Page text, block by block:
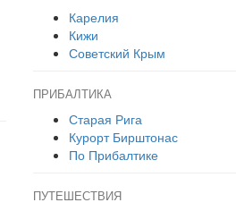
Карелия
Кижи
Советский Крым
ПРИБАЛТИКА
Старая Рига
Курорт Бирштонас
По Прибалтике
ПУТЕШЕСТВИЯ